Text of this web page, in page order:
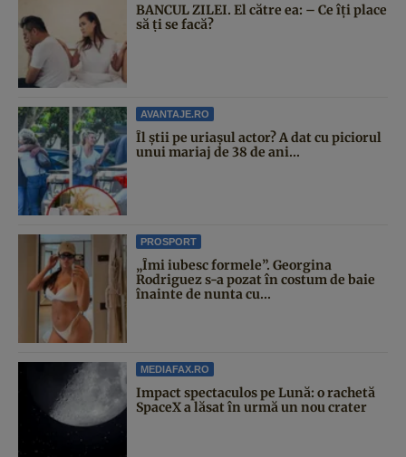
BANCUL ZILEI. El către ea: – Ce îți place
să ți se facă?
AVANTAJE.RO
Îl știi pe uriașul actor? A dat cu piciorul
unui mariaj de 38 de ani...
PROSPORT
„Îmi iubesc formele”. Georgina
Rodriguez s-a pozat în costum de baie
înainte de nunta cu...
MEDIAFAX.RO
Impact spectaculos pe Lună: o rachetă
SpaceX a lăsat în urmă un nou crater